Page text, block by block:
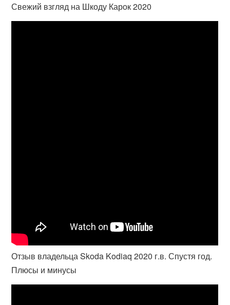
Свежий взгляд на Шкоду Карок 2020
Отзыв владельца Skoda Kodiaq 2020 г.в. Спустя год.
Плюсы и минусы